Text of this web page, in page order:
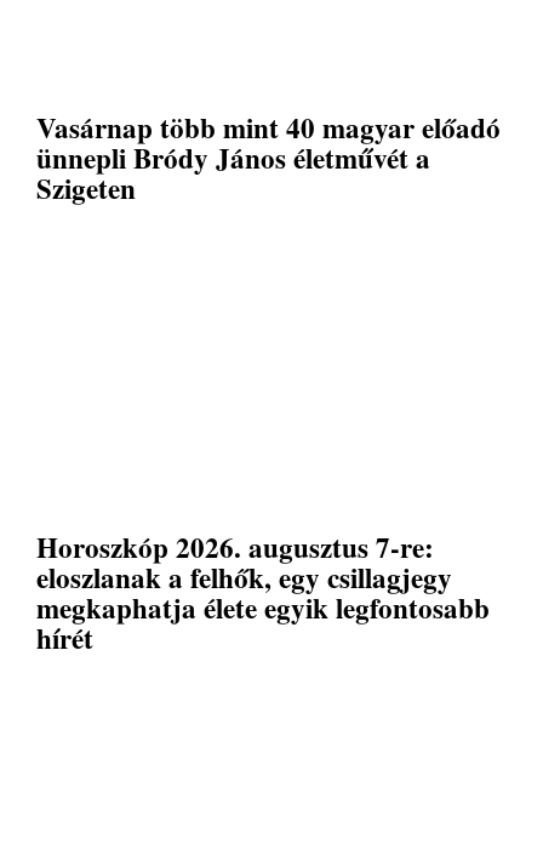
Vasárnap több mint 40 magyar előadó
ünnepli Bródy János életművét a
Szigeten
Horoszkóp 2026. augusztus 7-re:
eloszlanak a felhők, egy csillagjegy
megkaphatja élete egyik legfontosabb
hírét